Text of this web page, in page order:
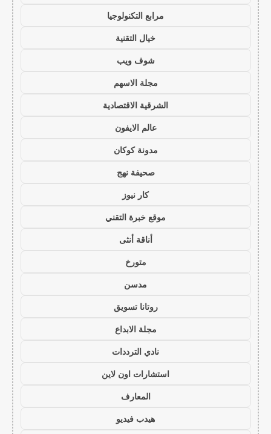
مرابع التكنولوجيا
خيال التقنية
شوف ويب
مجلة الاسهم
الشرقية الاقتصادية
عالم الايفون
مدونة كوكان
صحيفة نهج
كار نيوز
موقع خبرة التقني
أناقة أنثى
متورخ
مدسن
روتانا تسويق
مجلة الابداع
نادي الترددات
استشارات اون لاين
المعارف
هيدب فيديو